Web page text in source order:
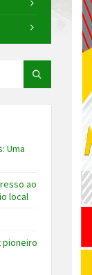
Uma
ao
local
pioneiro